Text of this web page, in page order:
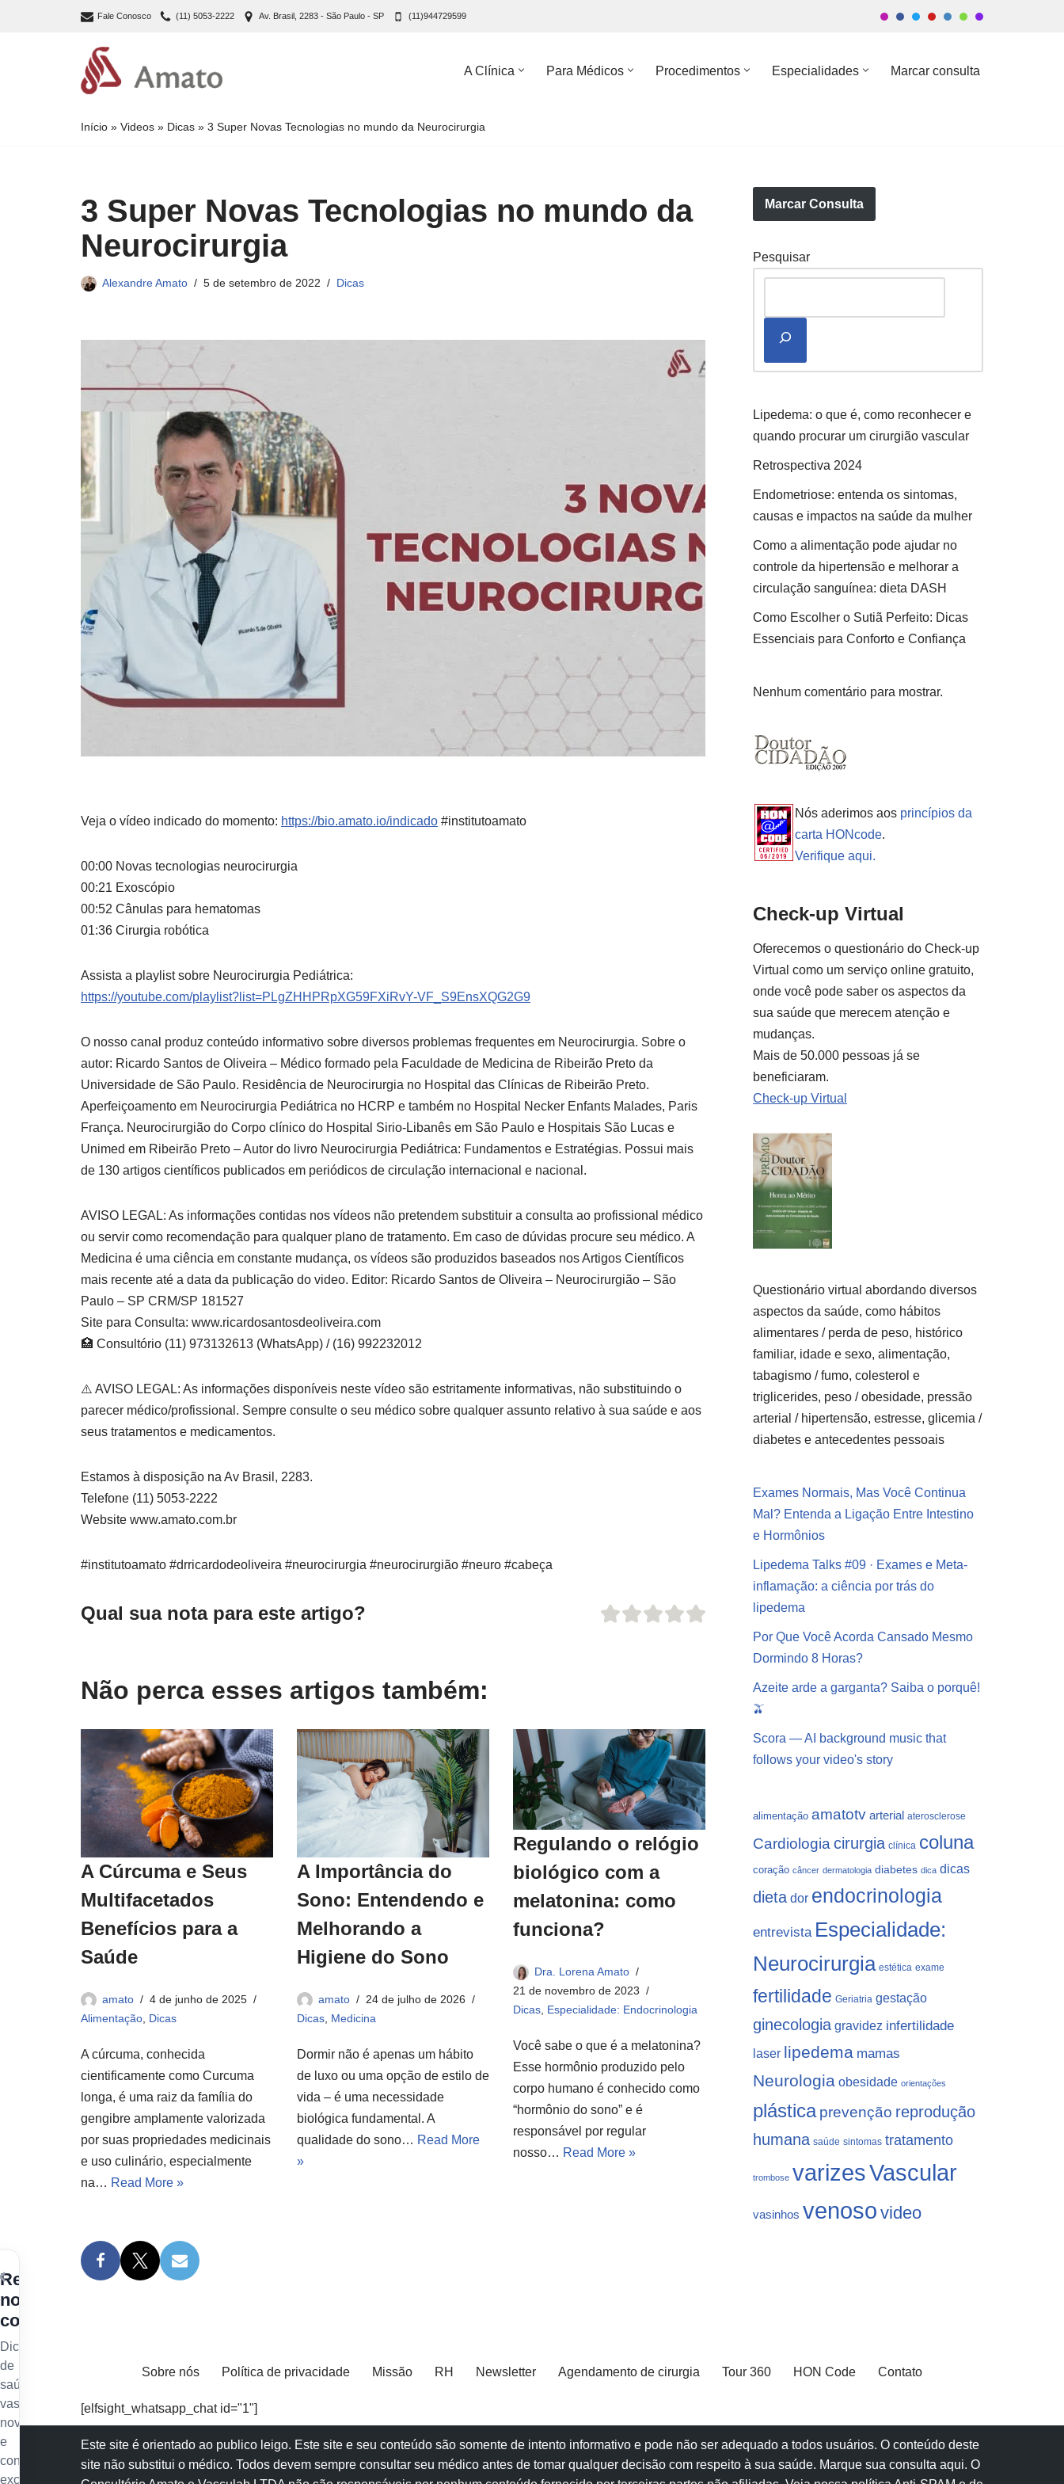
Fale Conosco (11) 5053-2222 Av. Brasil, 2283 - São Paulo - SP (11)944729599
A Clínica Para Médicos Procedimentos Especialidades Marcar consulta
Início » Videos » Dicas » 3 Super Novas Tecnologias no mundo da Neurocirurgia
3 Super Novas Tecnologias no mundo da
Neurocirurgia
Alexandre Amato 5 de setembro de 2022 Dicas
Veja o vídeo indicado do momento: https://bio.amato.io/indicado #institutoamato
00:00 Novas tecnologias neurocirurgia
00:21 Exoscópio
00:52 Cânulas para hematomas
01:36 Cirurgia robótica
Assista a playlist sobre Neurocirurgia Pediátrica:
https://youtube.com/playlist?list=PLgZHHPRpXG59FXiRvY-VF_S9EnsXQG2G9
O nosso canal produz conteúdo informativo sobre diversos problemas frequentes em Neurocirurgia. Sobre o
autor: Ricardo Santos de Oliveira – Médico formado pela Faculdade de Medicina de Ribeirão Preto da
Universidade de São Paulo. Residência de Neurocirurgia no Hospital das Clínicas de Ribeirão Preto.
Aperfeiçoamento em Neurocirurgia Pediátrica no HCRP e também no Hospital Necker Enfants Malades, Paris
França. Neurocirurgião do Corpo clínico do Hospital Sirio-Libanês em São Paulo e Hospitais São Lucas e
Unimed em Ribeirão Preto – Autor do livro Neurocirurgia Pediátrica: Fundamentos e Estratégias. Possui mais
de 130 artigos científicos publicados em periódicos de circulação internacional e nacional.
AVISO LEGAL: As informações contidas nos vídeos não pretendem substituir a consulta ao profissional médico
ou servir como recomendação para qualquer plano de tratamento. Em caso de dúvidas procure seu médico. A
Medicina é uma ciência em constante mudança, os vídeos são produzidos baseados nos Artigos Científicos
mais recente até a data da publicação do video. Editor: Ricardo Santos de Oliveira – Neurocirurgião – São
Paulo – SP CRM/SP 181527
Site para Consulta: www.ricardosantosdeoliveira.com
🏥 Consultório (11) 973132613 (WhatsApp) / (16) 992232012
⚠️ AVISO LEGAL: As informações disponíveis neste vídeo são estritamente informativas, não substituindo o
parecer médico/profissional. Sempre consulte o seu médico sobre qualquer assunto relativo à sua saúde e aos
seus tratamentos e medicamentos.
Estamos à disposição na Av Brasil, 2283.
Telefone (11) 5053-2222
Website www.amato.com.br
#institutoamato #drricardodeoliveira #neurocirurgia #neurocirurgião #neuro #cabeça
Qual sua nota para este artigo?
Não perca esses artigos também:
A Cúrcuma e Seus
Multifacetados
Benefícios para a
Saúde
amato
4 de junho de 2025
Alimentação Dicas
A cúrcuma, conhecida
cientificamente como Curcuma
longa, é uma raiz da família do
gengibre amplamente valorizada
por suas propriedades medicinais
e uso culinário, especialmente
na… Read More »
A Importância do
Sono: Entendendo e
Melhorando a
Higiene do Sono
amato
24 de julho de 2026
Dicas Medicina
Dormir não é apenas um hábito
de luxo ou uma opção de estilo de
vida – é uma necessidade
biológica fundamental. A
qualidade do sono… Read More
»
Regulando o relógio
biológico com a
melatonina: como
funciona?
Dra. Lorena Amato
21 de novembro de 2023
Dicas Especialidade: Endocrinologia
Você sabe o que é a melatonina?
Esse hormônio produzido pelo
corpo humano é conhecido como
“hormônio do sono” e é
responsável por regular
nosso… Read More »
Marcar Consulta
Pesquisar
Lipedema: o que é, como reconhecer e
quando procurar um cirurgião vascular
Retrospectiva 2024
Endometriose: entenda os sintomas,
causas e impactos na saúde da mulher
Como a alimentação pode ajudar no
controle da hipertensão e melhorar a
circulação sanguínea: dieta DASH
Como Escolher o Sutiã Perfeito: Dicas
Essenciais para Conforto e Confiança
Nenhum comentário para mostrar.
Nós aderimos aos princípios da
carta HONcode.
Verifique aqui.
Check-up Virtual
Oferecemos o questionário do Check-up
Virtual como um serviço online gratuito,
onde você pode saber os aspectos da
sua saúde que merecem atenção e
mudanças.
Mais de 50.000 pessoas já se
beneficiaram.
Check-up Virtual
Questionário virtual abordando diversos
aspectos da saúde, como hábitos
alimentares / perda de peso, histórico
familiar, idade e sexo, alimentação,
tabagismo / fumo, colesterol e
triglicerides, peso / obesidade, pressão
arterial / hipertensão, estresse, glicemia /
diabetes e antecedentes pessoais
Exames Normais, Mas Você Continua
Mal? Entenda a Ligação Entre Intestino
e Hormônios
Lipedema Talks #09 · Exames e Meta-
inflamação: a ciência por trás do
lipedema
Por Que Você Acorda Cansado Mesmo
Dormindo 8 Horas?
Azeite arde a garganta? Saiba o porquê!
🫒
Scora — AI background music that
follows your video's story
alimentação amatotv arterial aterosclerose
Cardiologia cirurgia clínica coluna
coração câncer dermatologia diabetes dica dicas
dieta dor endocrinologia
entrevista Especialidade:
Neurocirurgia estética exame
fertilidade Geriatria gestação
ginecologia gravidez infertilidade
laser lipedema mamas
Neurologia obesidade orientações
plástica prevenção reprodução
humana saúde sintomas tratamento
trombose varizesVascular
vasinhos venoso video
Sobre nós Política de privacidade Missão RH Newsletter Agendamento de cirurgia Tour 360 HON Code Contato
[elfsight_whatsapp_chat id="1"]
Este site é orientado ao publico leigo. Este site e seu conteúdo são somente de intento informativo e pode não ser adequado a todos usuários. O conteúdo deste
site não substitui o médico. Todos devem sempre consultar seu médico antes de tomar qualquer decisão com respeito à sua saúde. Marque sua consulta aqui. O
Receba
nossos
conteúdos
Dicas
de
saúde
vascular,
novidades
e
conteúdo
exclusivo